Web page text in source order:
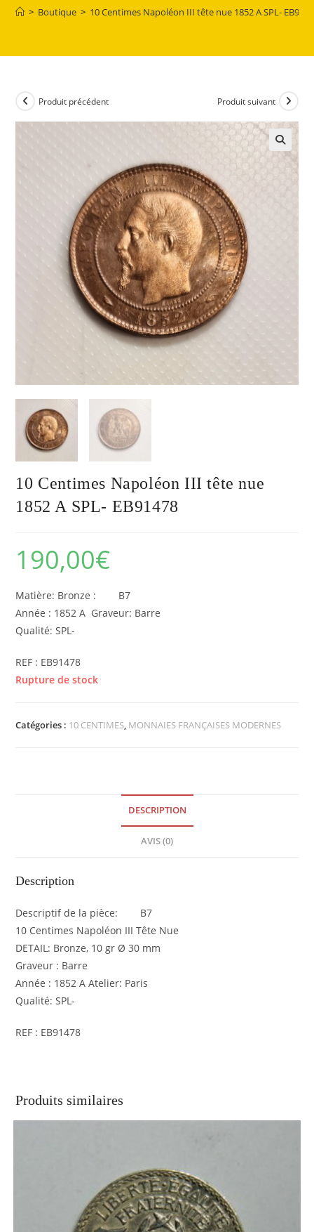
> Boutique > 10 Centimes Napoléon III tête nue 1852 A SPL-
Produit précédent Produit suivant
10 Centimes Napoléon III tête nue
1852 A SPL- EB91478
190,00€
Matière: Bronze : B7
Année : 1852 A Graveur: Barre
Qualité: SPL-
REF : EB91478
Rupture de stock
Catégories : 10 CENTIMES, MONNAIES FRANÇAISES MODERNES
DESCRIPTION
AVIS (0)
Description
Descriptif de la pièce: B7
10 Centimes Napoléon III Tête Nue
DETAIL: Bronze, 10 gr Ø 30 mm
Graveur : Barre
Année : 1852 A Atelier: Paris
Qualité: SPL-
REF : EB91478
Produits similaires